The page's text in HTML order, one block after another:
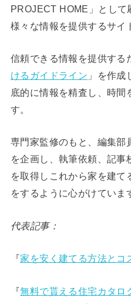
PROJECT HOME」として
様々な情報を提供するサイ
信頼できる情報を提供する
けるガイドライン 」を作
底的に情報を精査し、時間
す。
専門家監修のもと、編集部
を企画し、執筆依頼、記
を取得しこれから家を建
をするように心がけていま
代表記事：
『家を安く建てる方法とコ
『無料で貰える住宅カタロ